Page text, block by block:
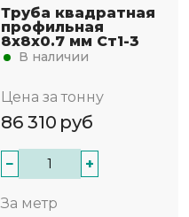
Труба квадратная
профильная
8х8х0.7 мм Ст1-3
В наличии
Цена за тонну
86 310 руб
− +
За метр